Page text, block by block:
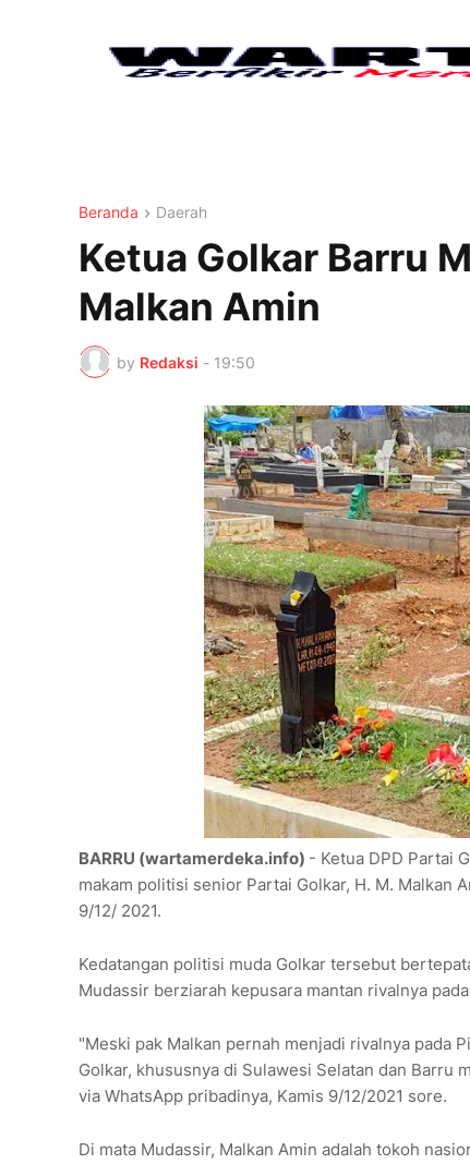
Beranda Daerah
Ketua Golkar Barru
Malkan Amin
by Redaksi - 19:50
BARRU (wartamerdeka.info) - Ketua DPD Partai
makam politisi senior Partai Golkar, H. M. Malkan
9/12/ 2021.
Kedatangan politisi muda Golkar tersebut
Mudassir berziarah kepusara mantan rivalnya
"Meski pak Malkan pernah menjadi rivalnya pada
Golkar, khususnya di Sulawesi Selatan dan Barru
via WhatsApp pribadinya, Kamis 9/12/2021 sore.
Di mata Mudassir, Malkan Amin adalah tokoh